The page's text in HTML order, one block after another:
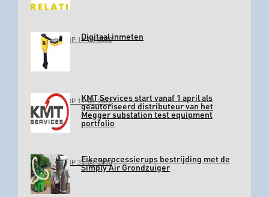
GEPLAATST OP 11-03-2022Digitaal inmeten
GEPLAATST OP 11-03-2022KMT Services start vanaf 1 april als
geautoriseerd distributeur van het
Megger substation test equipment
portfolio
GEPLAATST OP 31-03-2020Eikenprocessierups bestrijding met de
Simply Air Grondzuiger